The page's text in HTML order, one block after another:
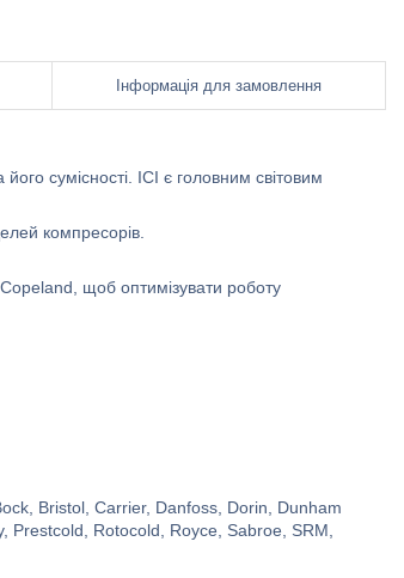
Інформація для замовлення
сумісності. ICI є головним світовим
компресорів.
щоб оптимізувати роботу
Bristol, Carrier, Danfoss, Dorin, Dunham
Rotocold, Royce, Sabroe, SRM,